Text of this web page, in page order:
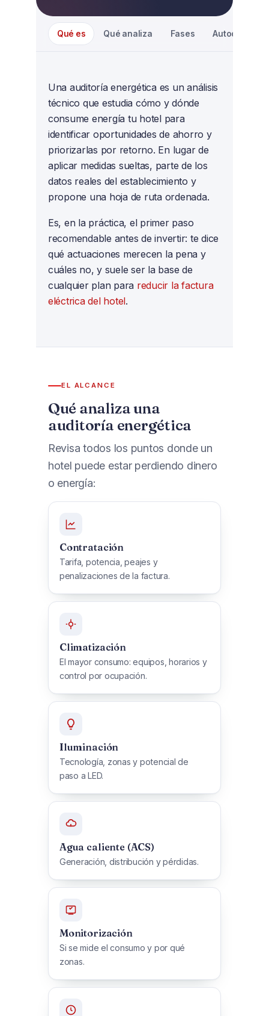
Qué es Qué analiza Fases
Una auditoría energética es un análisis
técnico que estudia cómo y dónde
consume energía tu hotel para
identificar oportunidades de ahorro y
priorizarlas por retorno. En lugar de
aplicar medidas sueltas, parte de los
datos reales del establecimiento y
propone una hoja de ruta ordenada.
Es, en la práctica, el primer paso
recomendable antes de invertir: te dice
qué actuaciones merecen la pena y
cuáles no, y suele ser la base de
cualquier plan para reducir la factura
eléctrica del hotel.
EL ALCANCE
Qué analiza una
auditoría energética
Revisa todos los puntos donde un
hotel puede estar perdiendo dinero
o energía:
Contratación
Tarifa, potencia, peajes y
penalizaciones de la factura.
Climatización
El mayor consumo: equipos, horarios y
control por ocupación.
Iluminación
Tecnología, zonas y potencial de
paso a LED.
Agua caliente (ACS)
Generación, distribución y pérdidas.
Monitorización
Si se mide el consumo y por qué
zonas.